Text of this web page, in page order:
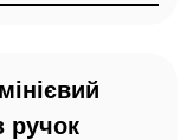
ручок